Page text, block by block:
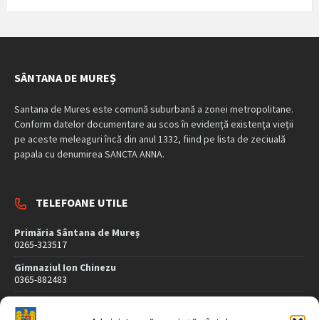
SÂNTANA DE MUREȘ
Santana de Mures este comună suburbană a zonei metropolitane.
Conform datelor documentare au scos în evidenţă existenţa vieţii
pe aceste meleaguri încă din anul 1332, fiind pe lista de zeciuală
papala cu denumirea SANCTA ANNA.
TELEFOANE UTILE
Primăria Sântana de Mureș
0265-323517
Gimnaziul Ion Chinezu
0365-882483
0265-323507